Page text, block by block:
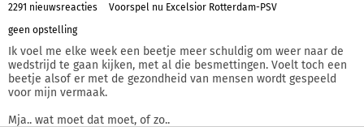
2291 nieuwsreacties
Voorspel nu Excelsior Rotterdam-PSV
geen opstelling
Ik voel me elke week een beetje meer schuldig om weer naar de
wedstrijd te gaan kijken, met al die besmettingen. Voelt toch een
beetje alsof er met de gezondheid van mensen wordt gespeeld
voor mijn vermaak.
Mja.. wat moet dat moet, of zo..